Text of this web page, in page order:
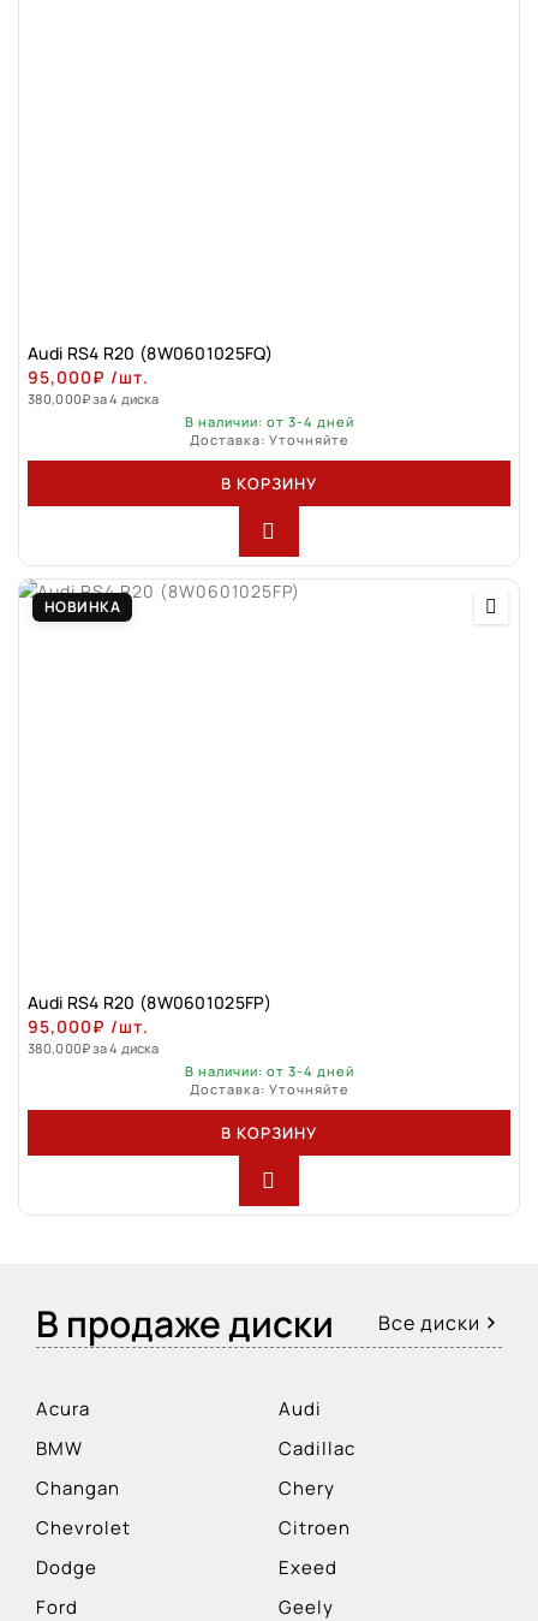
Audi RS4 R20 (8W0601025FQ)
95,000₽ /шт.
380,000₽за 4 диска
В наличии: от 3-4 дней
Доставка: Уточняйте
В КОРЗИНУ
НОВИНКА
Audi RS4 R20 (8W0601025FP)
95,000₽ /шт.
380,000₽за 4 диска
В наличии: от 3-4 дней
Доставка: Уточняйте
В КОРЗИНУ
В продаже диски Все диски
Acura
Audi
BMW
Cadillac
Changan
Chery
Chevrolet
Citroen
Dodge
Exeed
Ford
Geely